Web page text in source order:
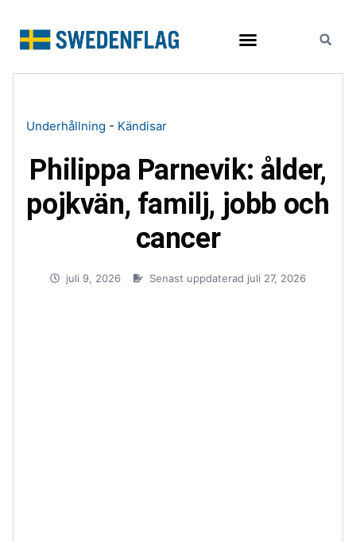
Underhållning - Kändisar
Philippa Parnevik: ålder,
pojkvän, familj, jobb och
cancer
juli 9, 2026 Senast uppdaterad juli 27, 2026